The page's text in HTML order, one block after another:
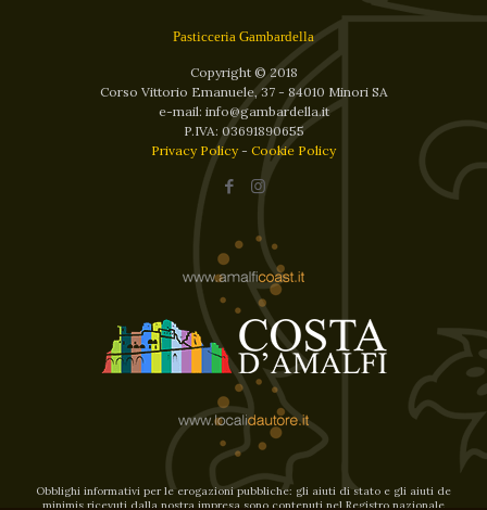
Pasticceria Gambardella
Copyright © 2018
Corso Vittorio Emanuele, 37 - 84010 Minori SA
e-mail: info@gambardella.it
P.IVA: 03691890655
Privacy Policy- Cookie Policy
Obblighi informativi per le erogazioni pubbliche: gli aiuti di stato e gli aiuti de
minimis ricevuti dalla nostra impresa sono contenuti nel Registro nazionale